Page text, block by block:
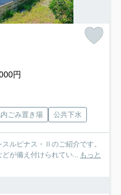
円
ごみ置き場 公共下水
ルピナス・Ⅱのご紹介です。
が備え付けられてい...
もっと